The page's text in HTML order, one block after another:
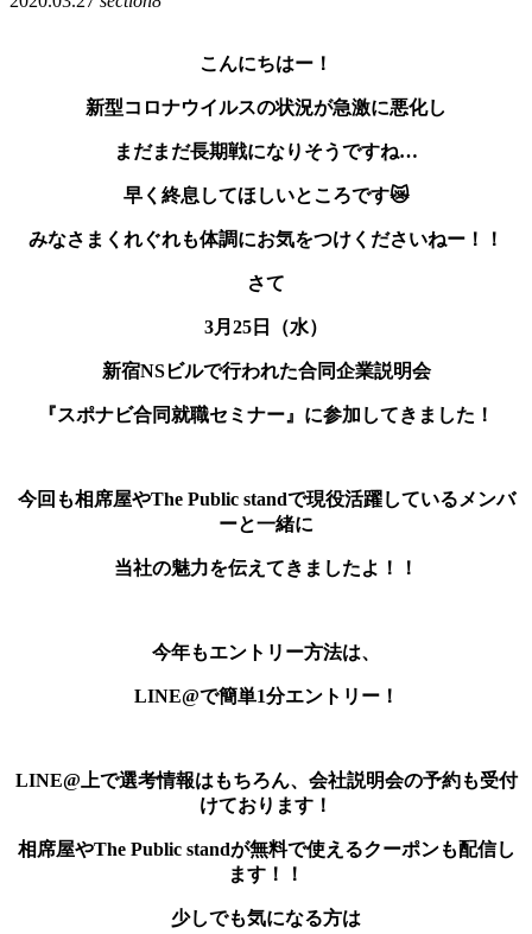
こんにちはー！
新型コロナウイルスの状況が急激に悪化し
まだまだ長期戦になりそうですね…
早く終息してほしいところです😿
みなさまくれぐれも体調にお気をつけくださいねー！！
さて
3月25日（水）
新宿NSビルで行われた合同企業説明会
『スポナビ合同就職セミナー』に参加してきました！
今回も相席屋やThe Public standで現役活躍しているメンバ
ーと一緒に
当社の魅力を伝えてきましたよ！！
今年もエントリー方法は、
LINE@で簡単1分エントリー！
LINE@上で選考情報はもちろん、会社説明会の予約も受付
けております！
相席屋やThe Public standが無料で使えるクーポンも配信し
ます！！
少しでも気になる方は